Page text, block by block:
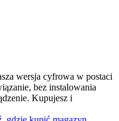
wersja cyfrowa w postaci
bez instalowania
Kupujesz i